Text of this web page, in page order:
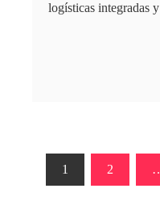
logísticas integradas
Paginación
1 2